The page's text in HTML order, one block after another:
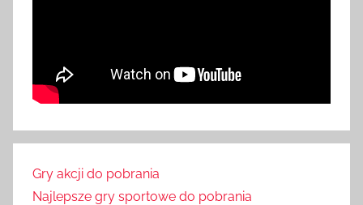
Gry akcji do pobrania
Najlepsze gry sportowe do pobrania